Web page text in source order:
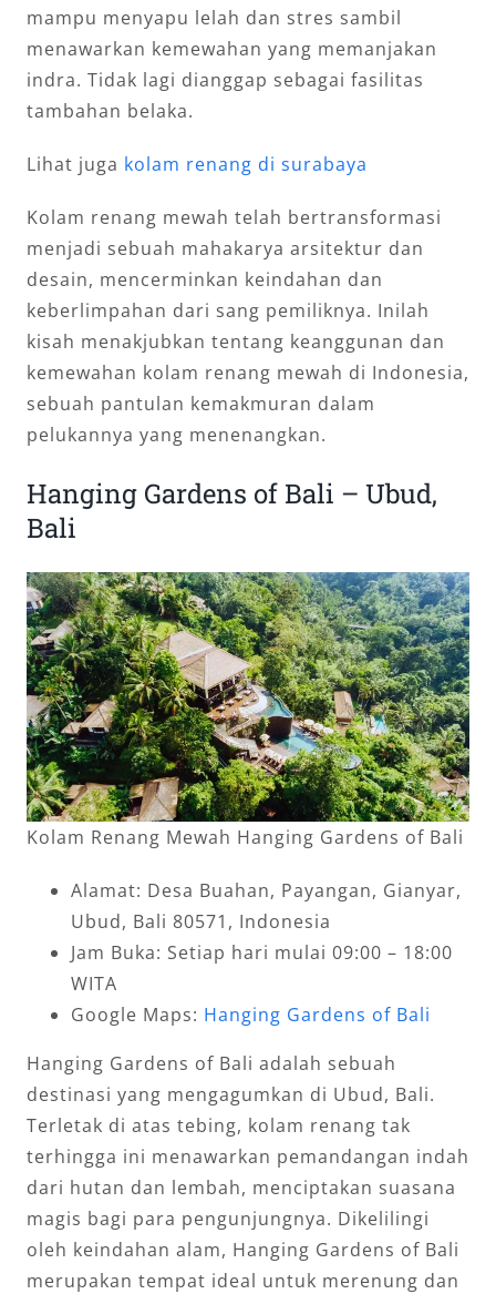
mampu menyapu lelah dan stres sambil
menawarkan kemewahan yang memanjakan
indra. Tidak lagi dianggap sebagai fasilitas
tambahan belaka.
Lihat juga kolam renang di surabaya
Kolam renang mewah telah bertransformasi
menjadi sebuah mahakarya arsitektur dan
desain, mencerminkan keindahan dan
keberlimpahan dari sang pemiliknya. Inilah
kisah menakjubkan tentang keanggunan dan
kemewahan kolam renang mewah di Indonesia,
sebuah pantulan kemakmuran dalam
pelukannya yang menenangkan.
Hanging Gardens of Bali – Ubud,
Bali
Kolam Renang Mewah Hanging Gardens of Bali
Alamat: Desa Buahan, Payangan, Gianyar,
Ubud, Bali 80571, Indonesia
Jam Buka: Setiap hari mulai 09:00 – 18:00
WITA
Google Maps: Hanging Gardens of Bali
Hanging Gardens of Bali adalah sebuah
destinasi yang mengagumkan di Ubud, Bali.
Terletak di atas tebing, kolam renang tak
terhingga ini menawarkan pemandangan indah
dari hutan dan lembah, menciptakan suasana
magis bagi para pengunjungnya. Dikelilingi
oleh keindahan alam, Hanging Gardens of Bali
merupakan tempat ideal untuk merenung dan